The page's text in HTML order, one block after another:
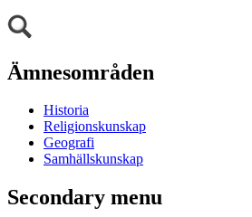
Ämnesområden
Historia
Religionskunskap
Geografi
Samhällskunskap
Secondary menu